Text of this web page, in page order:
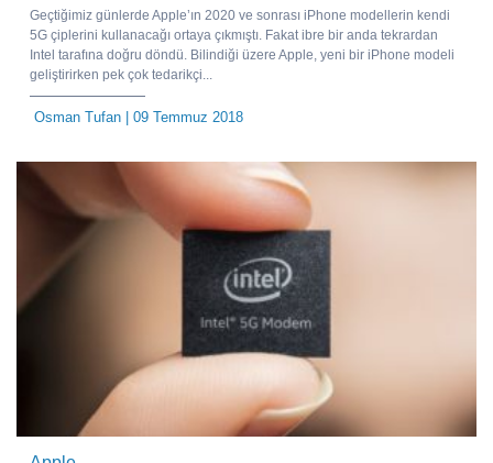
Geçtiğimiz günlerde Apple’ın 2020 ve sonrası iPhone modellerin kendi
5G çiplerini kullanacağı ortaya çıkmıştı. Fakat ibre bir anda tekrardan
Intel tarafına doğru döndü. Bilindiği üzere Apple, yeni bir iPhone modeli
geliştirirken pek çok tedarikçi...
Osman Tufan | 09 Temmuz 2018